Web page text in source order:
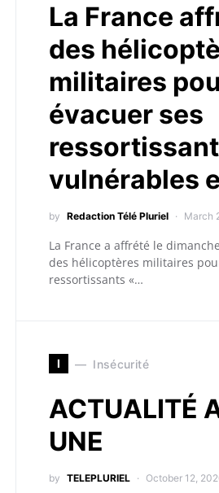
La France
des
militaires
évacuer ses
vulnérables
by Redaction Télé Pluriel March
La France a affrété le
des hélicoptères militaires
ressortissants «…
I Insécurité
ACTUALITÉ
UNE
by TELEPLURIEL October 12,